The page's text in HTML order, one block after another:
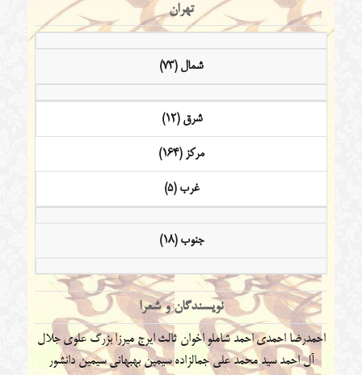
تهران
شمال (73)
شرق (12)
مرکز (164)
غرب (5)
جنوب (18)
نویسندگان و شعرا
احمدرضا احمدیاحمد شاملو اخوان ثالث ایرج میرزابزرگ علوی جلال
آل احمدسید محمد علی جمالزادهسیمین بهبهانیسیمین دانشور